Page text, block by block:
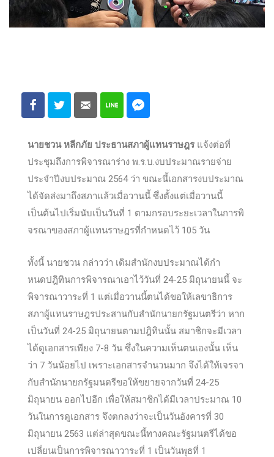
นายชวน หลีกภัย ประธานสภาผู้แทนราษฎรแจ้งต่อที่
ประชุมถึงการพิจารณาร่าง พ.ร.บ.งบประมาณรายจ่าย
ประจำปีงบประมาณ 2564 ว่า ขณะนี้เอกสารงบประมาณ
ได้จัดส่งมาถึงสภาแล้วเมื่อวานนี้ ซึ่งตั้งแต่เมื่อวานนี้
เป็นต้นไปเริ่มนับเป็นวันที่ 1 ตามกรอบระยะเวลาในการพิ
จรณาของสภาผู้แทนราษฎรที่กำหนดไว้ 105 วัน
ทั้งนี้ นายชวน กล่าวว่า เดิมสำนักงบประมาณได้กำ
หนดปฎิทินการพิจารณาเอาไว้วันที่ 24-25 มิถุนายนนี้ จะ
พิจารณาวาระที่ 1 แต่เมื่อวานนี้ตนได้ขอให้เลขาธิการ
สภาผู้แทนราษฎรประสานกับสำนักนายกรัฐมนตรีว่า หาก
เป็นวันที่ 24-25 มิถุนายนตามปฎิทินนั้น สมาชิกจะมีเวลา
ได้ดูเอกสารเพียง 7-8 วัน ซึ่งในความเห็นตนเองนั้น เห็น
ว่า 7 วันน้อยไป เพราะเอกสารจำนวนมาก จึงได้ให้เจรจา
กับสำนักนายกรัฐมนตรีขอให้ขยายจากวันที่ 24-25
มิถุนายน ออกไปอีก เพื่อให้สมาชิกได้มีเวลาประมาณ 10
วันในการดูเอกสาร จึงตกลงว่าจะเป็นวันอังคารที่ 30
มิถุนายน 2563 แต่ล่าสุดขณะนี้ทางคณะรัฐมนตรีได้ขอ
เปลี่ยนเป็นการพิจารณาวาระที่ 1 เป็นวันพุธที่ 1